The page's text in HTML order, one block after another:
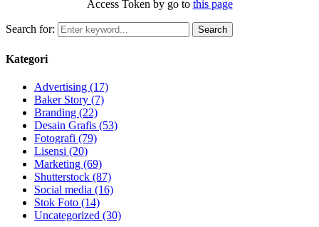
Access Token by go to this page
Search for: Search
Kategori
Advertising (17)
Baker Story (7)
Branding (22)
Desain Grafis (53)
Fotografi (79)
Lisensi (20)
Marketing (69)
Shutterstock (87)
Social media (16)
Stok Foto (14)
Uncategorized (30)